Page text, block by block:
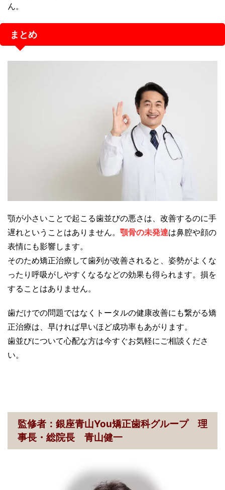
ん。
まとめ
顎が小さいことで起こる歯並びの悪さは、改善するのに手
遅れということはありません。 顎骨の未発達は鼻腔や顔の
表情にも影響します。
そのため矯正治療して歯列が改善されると、姿勢がよくな
ったり呼吸がしやすくなるなどの効果も得られます。損を
することはありません。
歯だけでの問題ではなくトータルの健康改善にも繋がる矯
正治療は、早ければ早いほど成功率もあがります。
歯並びについて心配な方は今すぐお気軽にご相談くださ
い。
監修者：銀座青山You矯正歯科グループ 理
事長・総院長 青山健一